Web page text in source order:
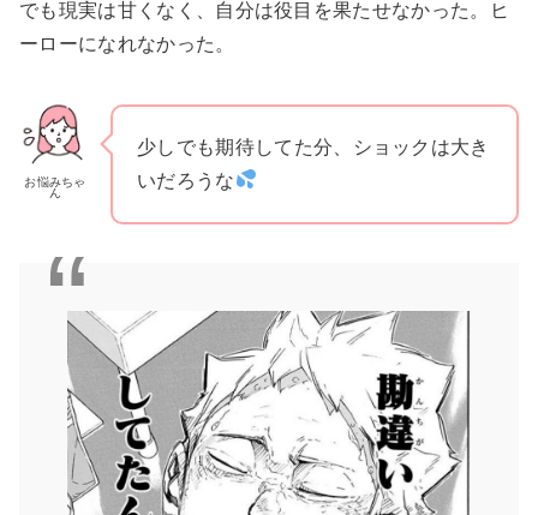
でも現実は甘くなく、自分は役目を果たせなかった。ヒ
ーローになれなかった。
お悩みちゃ
ん
少しでも期待してた分、ショックは大き
いだろうな